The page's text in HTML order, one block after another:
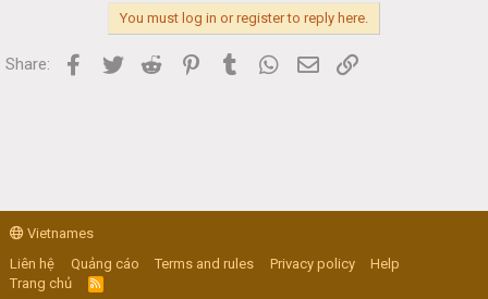
You must log in or register to reply here.
Share: Facebook
Twitter Reddit PinterestTumblr WhatsApp
Email
Vietnames
Liên hệ
Quảng cáo Terms and rules Privacy policy
Help
Trang chủ
R